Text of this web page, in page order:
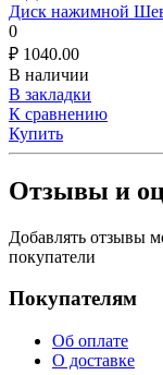
Диск нажимной
0
₽ 1040.00
В наличии
В закладки
К сравнению
Купить
Отзывы и
Добавлять отзывы
покупатели
Покупателям
Об оплате
О доставке